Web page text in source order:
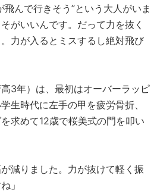
飛んで行きそう”という大人がいま
がいいんです。だって力を抜く
力が入るとミスするし絶対飛び
3年）は、最初はオーバーラッピ
生時代に左手の甲を疲労骨折、
求めて12歳で桜美式の門を叩い
減りました。力が抜けて軽く振
」